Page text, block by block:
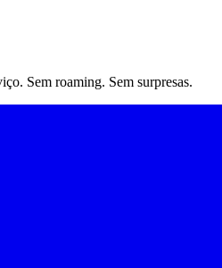
Sem roaming. Sem surpresas.